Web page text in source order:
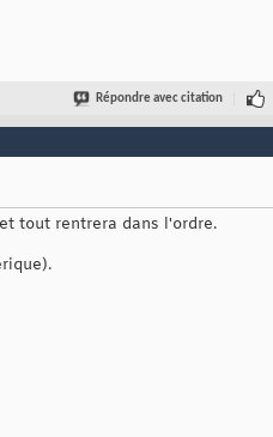
Répondre avec citation
tout rentrera dans l'ordre.